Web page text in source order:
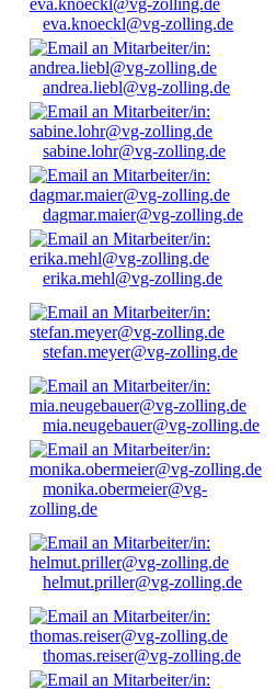
eva.knoeckl@vg-zolling.de
andrea.liebl@vg-zolling.de
sabine.lohr@vg-zolling.de
dagmar.maier@vg-zolling.de
erika.mehl@vg-zolling.de
stefan.meyer@vg-zolling.de
mia.neugebauer@vg-zolling.de
monika.obermeier@vg-
zolling.de
helmut.priller@vg-zolling.de
thomas.reiser@vg-zolling.de